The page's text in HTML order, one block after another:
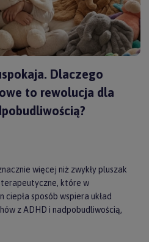
Dlaczego
to rewolucja dla
więcej niż zwykły pluszak
które w
ciepła sposób wspiera układ
z ADHD i nadpobudliwością,
się kluczem do upragnionego